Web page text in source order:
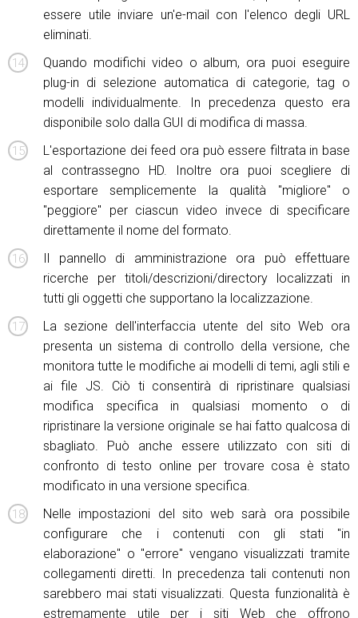
essere utile inviare un'e-mail con l'elenco degli URL
eliminati.
Quando modifichi video o album, ora puoi eseguire
plug-in di selezione automatica di categorie, tag o
modelli individualmente. In precedenza questo era
disponibile solo dalla GUI di modifica di massa.
L'esportazione dei feed ora può essere filtrata in base
al contrassegno HD. Inoltre ora puoi scegliere di
esportare semplicemente la qualità "migliore" o
"peggiore" per ciascun video invece di specificare
direttamente il nome del formato.
Il pannello di amministrazione ora può effettuare
ricerche per titoli/descrizioni/directory localizzati in
tutti gli oggetti che supportano la localizzazione.
La sezione dell'interfaccia utente del sito Web ora
presenta un sistema di controllo della versione, che
monitora tutte le modifiche ai modelli di temi, agli stili e
ai file JS. Ciò ti consentirà di ripristinare qualsiasi
modifica specifica in qualsiasi momento o di
ripristinare la versione originale se hai fatto qualcosa di
sbagliato. Può anche essere utilizzato con siti di
confronto di testo online per trovare cosa è stato
modificato in una versione specifica.
Nelle impostazioni del sito web sarà ora possibile
configurare che i contenuti con gli stati "in
elaborazione" o "errore" vengano visualizzati tramite
collegamenti diretti. In precedenza tali contenuti non
sarebbero mai stati visualizzati. Questa funzionalità è
estremamente utile per i siti Web che offrono